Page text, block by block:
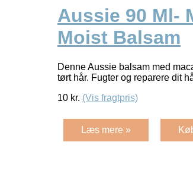
Aussie 90 Ml-
Moist Balsam
Denne Aussie balsam med
tørt hår. Fugter og reparere dit
10 kr. (Vis fragtpris)
Læs mere »